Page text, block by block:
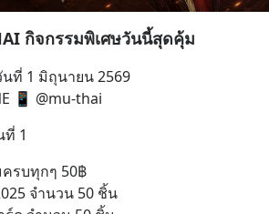
กิจกรรมพิเศษวันนี้สุดคุ้ม
ที่ 1 มิถุนายน 2569
📱 @mu-thai
1
รบทุกๆ 50฿
จำนวน 50 ชิ้น